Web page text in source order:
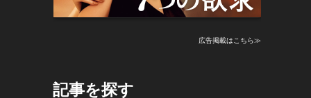
広告掲載はこちら≫
記事を探す